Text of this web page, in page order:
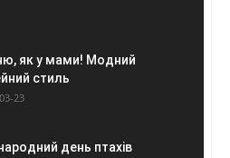
як у мами! Модний
стиль
23
день птахів